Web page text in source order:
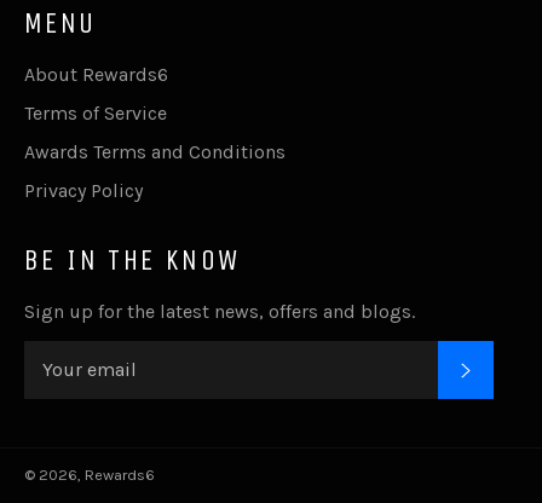
MENU
About Rewards6
Terms of Service
Awards Terms and Conditions
Privacy Policy
BE IN THE KNOW
Sign up for the latest news, offers and blogs.
© 2026, Rewards6